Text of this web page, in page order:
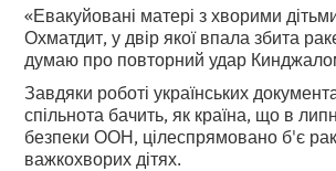
«Евакуйовані матері з хворими
Охматдит, у двір якої впала збита
думаю про повторний удар
Завдяки роботі українських
спільнота бачить, як країна, що в
безпеки ООН, цілеспрямовано б'є
важкохворих дітях.